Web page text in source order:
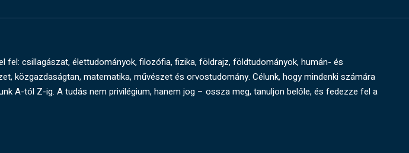
fel: csillagászat, élettudományok, filozófia, fizika, földrajz, földtudományok, humán- és
közgazdaságtan, matematika, művészet és orvostudomány. Célunk, hogy mindenki számára
A-tól Z-ig. A tudás nem privilégium, hanem jog – ossza meg, tanuljon belőle, és fedezze fel a